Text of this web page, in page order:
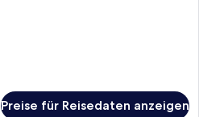
Preise für Reisedaten anzeigen